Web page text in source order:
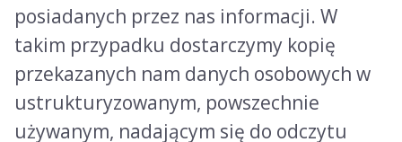
posiadanych przez nas informacji. W
takim przypadku dostarczymy kopię
przekazanych nam danych osobowych w
ustrukturyzowanym, powszechnie
używanym, nadającym się do odczytu